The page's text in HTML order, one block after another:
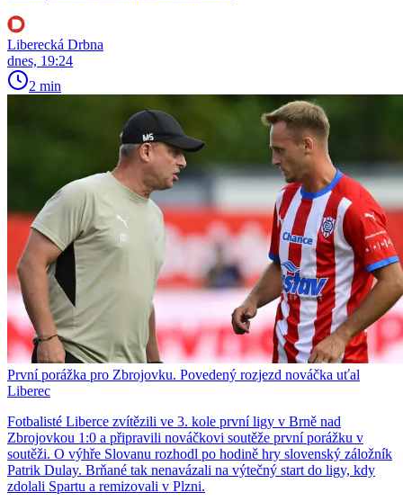
Liberecká Drbna
dnes, 19:24
2 min
První porážka pro Zbrojovku. Povedený rozjezd nováčka uťal
Liberec
Fotbalisté Liberce zvítězili ve 3. kole první ligy v Brně nad
Zbrojovkou 1:0 a připravili nováčkovi soutěže první porážku v
soutěži. O výhře Slovanu rozhodl po hodině hry slovenský záložník
Patrik Dulay. Brňané tak nenavázali na výtečný start do ligy, kdy
zdolali Spartu a remizovali v Plzni.